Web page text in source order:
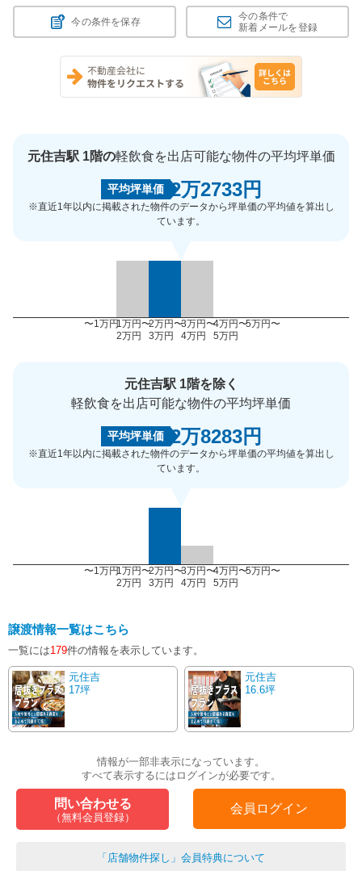
今の条件を保存
今の条件で
新着メールを登録
元住吉駅 1階の軽飲食を出店可能な物件の平均坪単価
平均坪単価 2万2733円
※直近1年以内に掲載された物件のデータから坪単価の平均値を算出し
ています。
〜1万円1万円〜
2万円
2万円〜
3万円
3万円〜
4万円
4万円〜
5万円
5万円〜
元住吉駅 1階を除く
軽飲食を出店可能な物件の平均坪単価
平均坪単価 2万8283円
※直近1年以内に掲載された物件のデータから坪単価の平均値を算出し
ています。
〜1万円1万円〜
2万円
2万円〜
3万円
3万円〜
4万円
4万円〜
5万円
5万円〜
譲渡情報一覧はこちら
一覧には179件の情報を表示しています。
元住吉
17坪
元住吉
16.6坪
情報が一部非表示になっています。
すべて表示するにはログインが必要です。
問い合わせる
（無料会員登録）
会員ログイン
「店舗物件探し」会員特典について